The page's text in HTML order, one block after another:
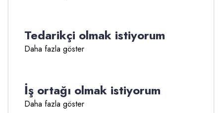
Tedarikçi olmak istiyorum
Daha fazla göster
İş ortağı olmak istiyorum
Daha fazla göster